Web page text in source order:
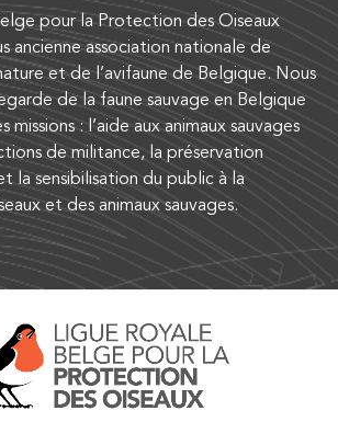
pour la Protection des Oiseaux
ancienne association nationale de
et de l’avifaune de Belgique. Nous
de la faune sauvage en Belgique
missions : l’aide aux animaux sauvages
de militance, la préservation
la sensibilisation du public à la
et des animaux sauvages.